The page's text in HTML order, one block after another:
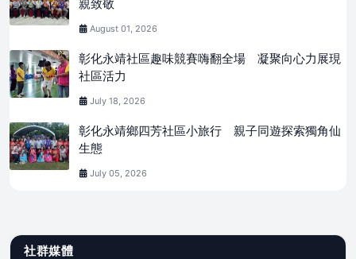
親致敬
August 01, 2026
彰化永靖社區趣味競賽嗨翻全場 凝聚向心力展現
社區活力
July 18, 2026
彰化永靖鄉四芳社區小旅行 親子同遊探索獨角仙
生態
July 05, 2026
社群媒體